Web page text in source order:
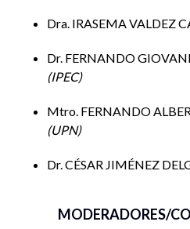
TRANSFORMACIÓN
DOMINACIÓN
CONSCIENCIA
Dra. IRASEMA VALDEZ
Dr. FERNANDO
IPEC
Mtro. FERNANDO
UPN
Dr. CÉSAR JIMÉNEZ
MODERADORES/